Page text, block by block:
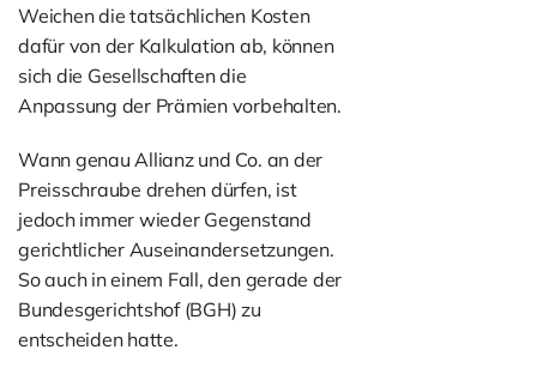
Weichen die tatsächlichen Kosten
dafür von der Kalkulation ab, können
sich die Gesellschaften die
Anpassung der Prämien vorbehalten.
Wann genau Allianz und Co. an der
Preisschraube drehen dürfen, ist
jedoch immer wieder Gegenstand
gerichtlicher Auseinandersetzungen.
So auch in einem Fall, den gerade der
Bundesgerichtshof (BGH) zu
entscheiden hatte.